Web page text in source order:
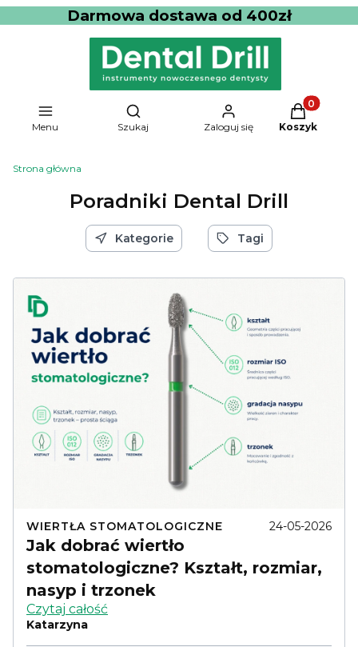
Darmowa dostawa od 400zł
Menu
Otwórz wyszukiwarkę
Szukaj Zaloguj się
Produkty w
Koszyk
Strona główna
Poradniki Dental Drill
Kategorie Tagi
WIERTŁA STOMATOLOGICZNE 24-05-2026
Jak dobrać wiertło
stomatologiczne? Kształt, rozmiar,
nasyp i trzonek
Czytaj całość
Katarzyna